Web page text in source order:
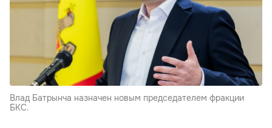
Влад Батрынча назначен новым председателем фракции
БКС.